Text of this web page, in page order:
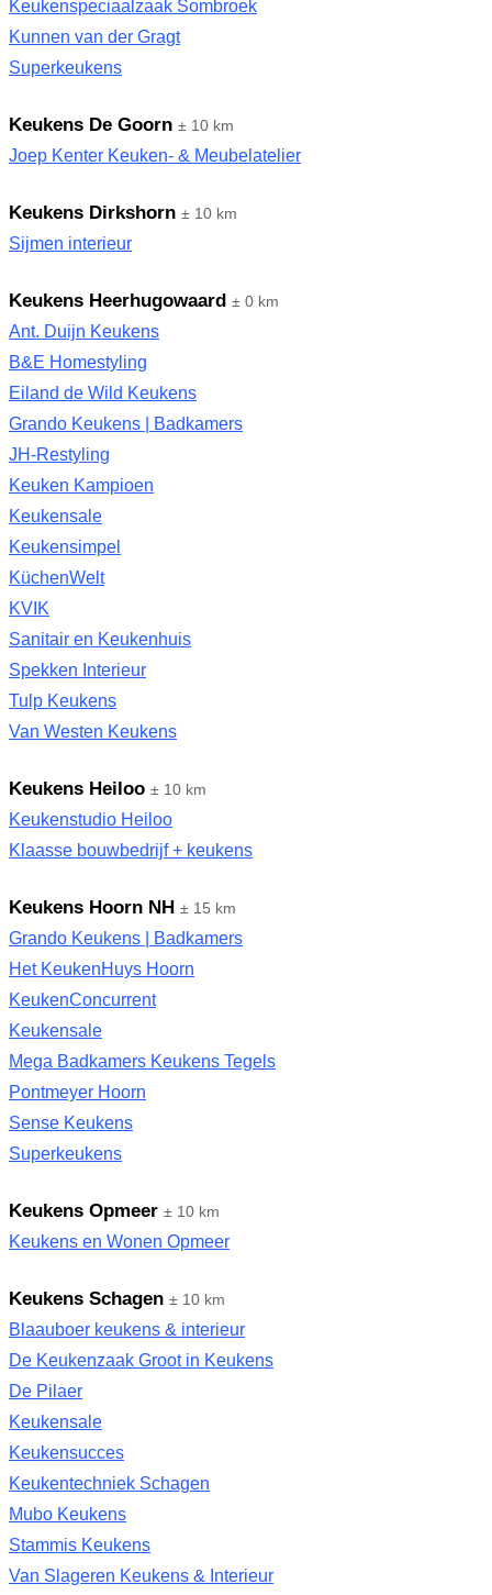
Keukenspeciaalzaak Sombroek
Kunnen van der Gragt
Superkeukens
Keukens De Goorn ± 10 km
Joep Kenter Keuken- & Meubelatelier
Keukens Dirkshorn ± 10 km
Sijmen interieur
Keukens Heerhugowaard ± 0 km
Ant. Duijn Keukens
B&E Homestyling
Eiland de Wild Keukens
Grando Keukens | Badkamers
JH-Restyling
Keuken Kampioen
Keukensale
Keukensimpel
KüchenWelt
KVIK
Sanitair en Keukenhuis
Spekken Interieur
Tulp Keukens
Van Westen Keukens
Keukens Heiloo ± 10 km
Keukenstudio Heiloo
Klaasse bouwbedrijf + keukens
Keukens Hoorn NH ± 15 km
Grando Keukens | Badkamers
Het KeukenHuys Hoorn
KeukenConcurrent
Keukensale
Mega Badkamers Keukens Tegels
Pontmeyer Hoorn
Sense Keukens
Superkeukens
Keukens Opmeer ± 10 km
Keukens en Wonen Opmeer
Keukens Schagen ± 10 km
Blaauboer keukens & interieur
De Keukenzaak Groot in Keukens
De Pilaer
Keukensale
Keukensucces
Keukentechniek Schagen
Mubo Keukens
Stammis Keukens
Van Slageren Keukens & Interieur